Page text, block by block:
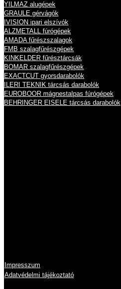
YILMAZ alugépek
GRAULE gérvágók
IVISION ipari elszívók
ALZMETALL fúrógépek
AMADA fűrészszalagok
FMB szalagfűrészgépek
KINKELDER fűrésztárcsák
BOMAR szalagfűrészgépek
EXACTCUT gyorsdarabolók
ILERI TEKNIK tárcsás darabolók
EUROBOOR mágnestalpas fúrógépek
BEHRINGER EISELE tárcsás darabolók
Impresszum
Adatvédelmi tájékoztató